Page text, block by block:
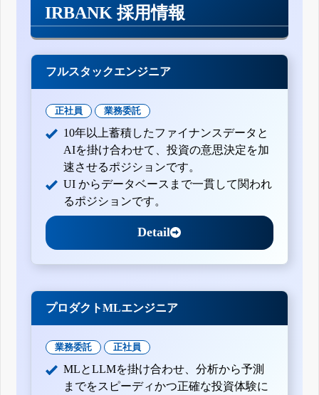
IRBANK 採用情報
フルスタックエンジニア
正社員 業務委託
10年以上蓄積したファイナンスデータと
AIを掛け合わせて、投資の意思決定を加
速させるポジションです。
UI からデータベースまで一貫して関われ
るポジションです。
Detail
プロダクトMLエンジニア
業務委託 正社員
MLとLLMを掛け合わせ、分析から予測
までをスピーディかつ正確な投資体験に